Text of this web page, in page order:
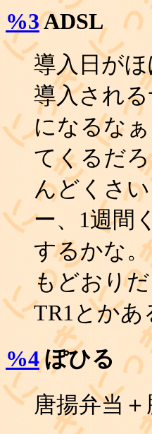
%3ADSL
導入日が
導入され
になるな
てくるだ
んどくさ
ー、1週間
するかな
もどおり
TR1とかあ
%4ぽひる
唐揚弁当